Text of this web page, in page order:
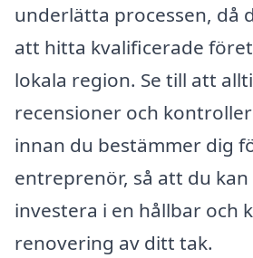
underlätta processen, då
att hitta kvalificerade
lokala region. Se till att
recensioner och
innan du bestämmer dig
entreprenör, så att du
investera i en hållbar och
renovering av ditt tak.